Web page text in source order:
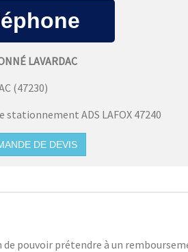
LAVARDAC
(47230)
stationnement ADS LAFOX 47240
DE DEVIS
pouvoir prétendre à un